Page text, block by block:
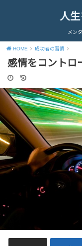
人
メン
HOME 成功者の習慣
感情をコントロ